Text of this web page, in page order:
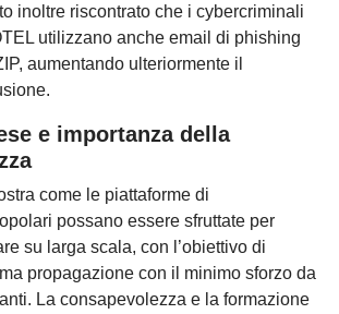
inoltre riscontrato che i cybercriminali
utilizzano anche email di phishing
aumentando ulteriormente il
e importanza della
come le piattaforme di
possano essere sfruttate per
su larga scala, con l’obiettivo di
propagazione con il minimo sforzo da
La consapevolezza e la formazione